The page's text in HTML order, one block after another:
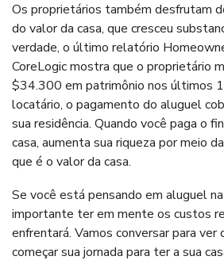
Os proprietários também desfrutam
do valor da casa, que cresceu
verdade, o último relatório
CoreLogic mostra que o proprietário
$34.300 em patrimônio nos últimos
locatário, o pagamento do aluguel
sua residência. Quando você paga o
casa, aumenta sua riqueza por meio
que é o valor da casa.
Se você está pensando em aluguel
importante ter em mente os custos
enfrentará. Vamos conversarpara ver
começar sua jornada para ter a sua